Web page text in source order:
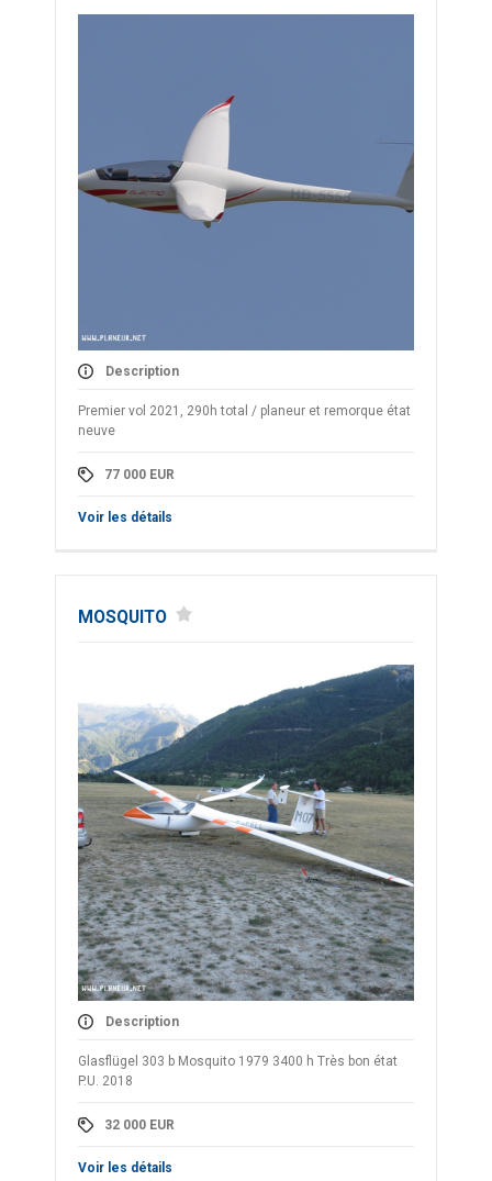
Description
Premier vol 2021, 290h total / planeur et remorque état
neuve
77 000 EUR
Voir les détails
MOSQUITO
Description
Glasflügel 303 b Mosquito 1979 3400 h Très bon état
P.U. 2018
32 000 EUR
Voir les détails